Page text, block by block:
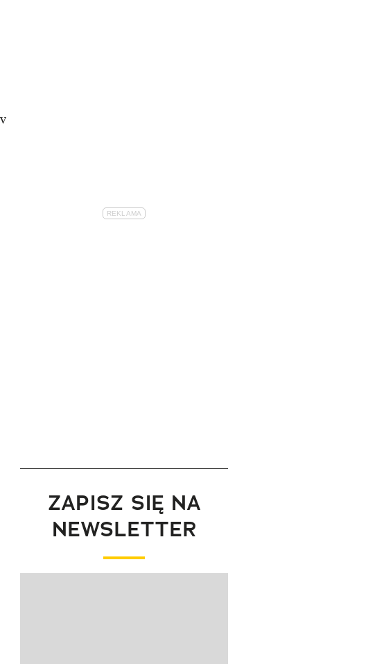
ZAPISZ SIĘ NA
NEWSLETTER